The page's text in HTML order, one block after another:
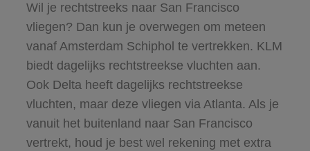
Wil je rechtstreeks naar San Francisco
vliegen? Dan kun je overwegen om meteen
vanaf Amsterdam Schiphol te vertrekken. KLM
biedt dagelijks rechtstreekse vluchten aan.
Ook Delta heeft dagelijks rechtstreekse
vluchten, maar deze vliegen via Atlanta. Als je
vanuit het buitenland naar San Francisco
vertrekt, houd je best wel rekening met extra